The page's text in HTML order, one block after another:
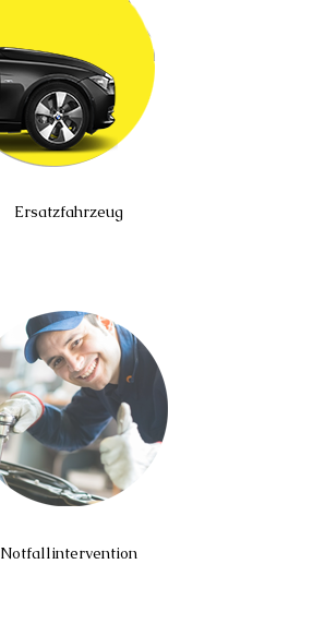
Ersatzfahrzeug
Notfallintervention